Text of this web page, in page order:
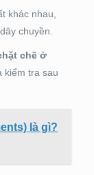
khác nhau,
chuyền.
chẽ ở
kiểm tra sau
là gì?